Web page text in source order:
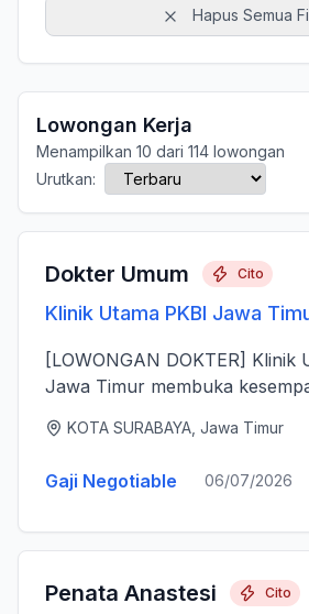
Hapus Semua
Lowongan Kerja
Menampilkan 10 dari 114 lowongan
Urutkan:
Dokter Umum Cito
Klinik Utama PKBI Jawa
[LOWONGAN DOKTER] Klinik Utama PKBI
Jawa Timur membuka
memberikan layanan
masyarakat. Kami mencari
k...
KOTA SURABAYA, Jawa Timur
Gaji Negotiable 06/07/2026
Penata Anastesi Cito